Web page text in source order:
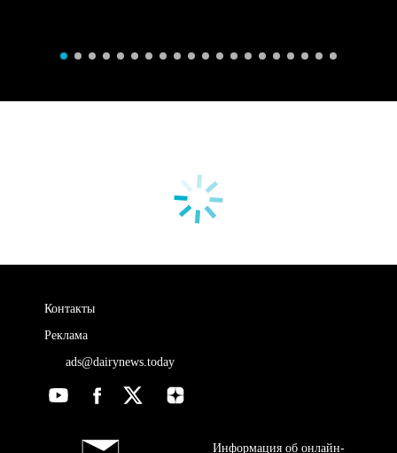
Контакты
Реклама
ads@dairynews.today
Информация об онлайн-